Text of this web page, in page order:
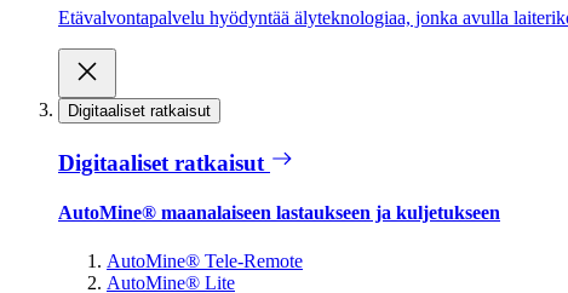
Etävalvontapalvelu hyödyntää älyteknologiaa, jonka avulla
Digitaaliset ratkaisut
Digitaaliset ratkaisut
AutoMine® maanalaiseen lastaukseen ja kuljetukseen
AutoMine® Tele-Remote
AutoMine® Lite